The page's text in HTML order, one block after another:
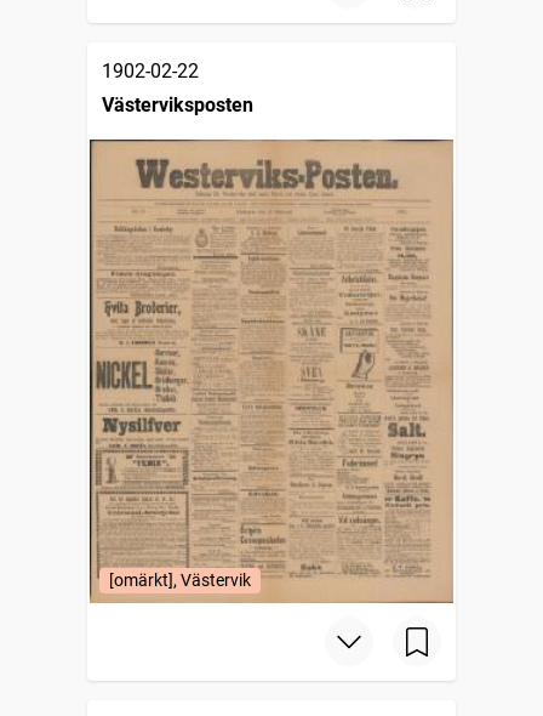
1902-02-22
Västerviksposten
[omärkt], Västervik